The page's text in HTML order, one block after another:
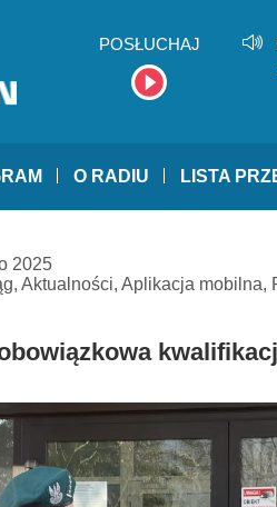
POSŁUCHAJ
O RADIU LISTA
2025
, Aktualności, Aplikacja mobilna,